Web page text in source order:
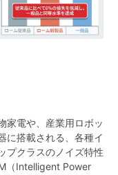
家電や、産業用ロボッ
に搭載される、各種イ
プクラスのノイズ特性
（Intelligent Power